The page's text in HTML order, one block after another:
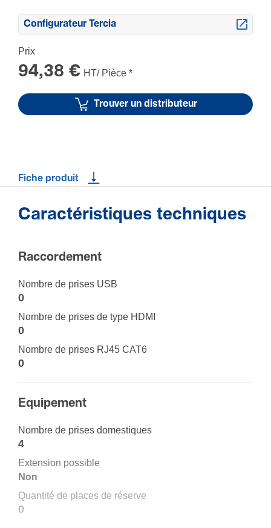
Configurateur Tercia
Prix
94,38 € HT/ Pièce *
Trouver un distributeur
Fiche produit
Caractéristiques techniques
Raccor­de­ment
Nombre de prises USB
0
Nombre de prises de type HDMI
0
Nombre de prises RJ45 CAT6
0
Equi­pe­ment
Nombre de prises domes­tiques
4
Exten­sion possible
Non
Quantité de places de réserve
0